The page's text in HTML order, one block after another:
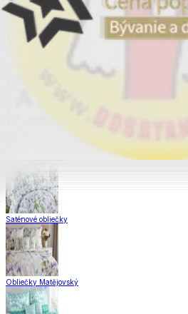
Obliečky Dual Feel®
Saténové obliečky
Obliečky Matějovský